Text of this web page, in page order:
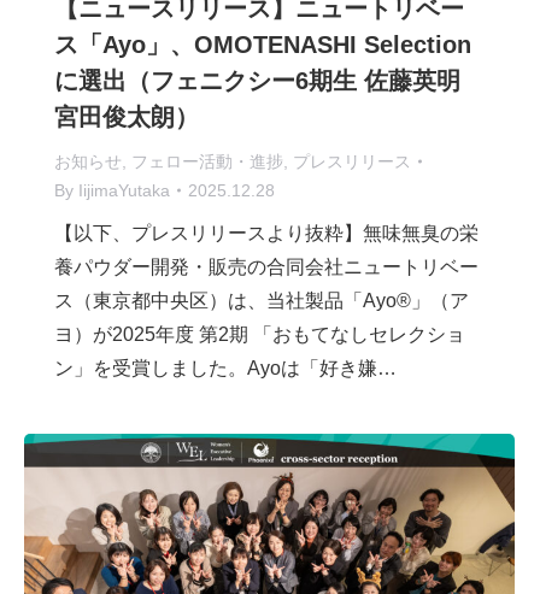
【ニュースリリース】ニュートリベー
ス「Ayo」、OMOTENASHI Selection
に選出（フェニクシー6期生 佐藤英明
宮田俊太朗）
お知らせ フェロー活動・進捗
プレスリリース
By IijimaYutaka 2025.12.28
【以下、プレスリリースより抜粋】無味無臭の栄
養パウダー開発・販売の合同会社ニュートリベー
ス（東京都中央区）は、当社製品「Ayo®」（ア
ヨ）が2025年度 第2期 「おもてなしセレクショ
ン」を受賞しました。Ayoは「好き嫌…